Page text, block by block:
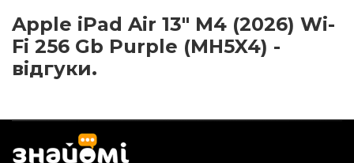
Apple iPad Air 13" M4 (2026) Wi-
Fi 256 Gb Purple (MH5X4) -
відгуки.